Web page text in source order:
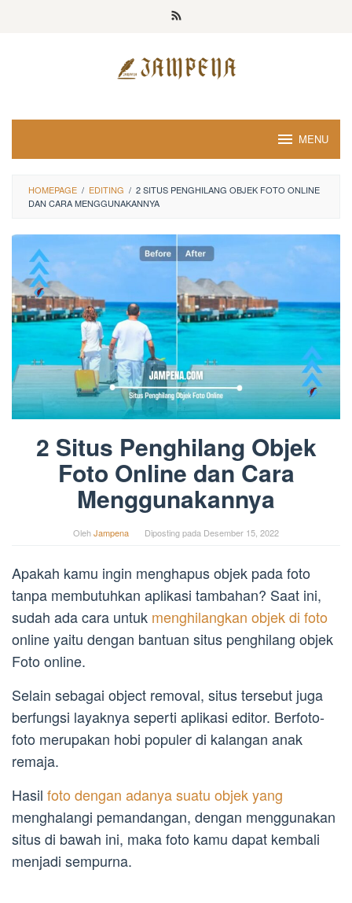
MENU
HOMEPAGE / EDITING / 2 SITUS PENGHILANG OBJEK FOTO ONLINE
DAN CARA MENGGUNAKANNYA
2 Situs Penghilang Objek
Foto Online dan Cara
Menggunakannya
OlehJampena Diposting pada Desember 15, 2022
Apakah kamu ingin menghapus objek pada foto
tanpa membutuhkan aplikasi tambahan? Saat ini,
sudah ada cara untuk menghilangkan objek di foto
online yaitu dengan bantuan situs penghilang objek
Foto online.
Selain sebagai object removal, situs tersebut juga
berfungsi layaknya seperti aplikasi editor. Berfoto-
foto merupakan hobi populer di kalangan anak
remaja.
Hasil foto dengan adanya suatu objek yang
menghalangi pemandangan, dengan menggunakan
situs di bawah ini, maka foto kamu dapat kembali
menjadi sempurna.